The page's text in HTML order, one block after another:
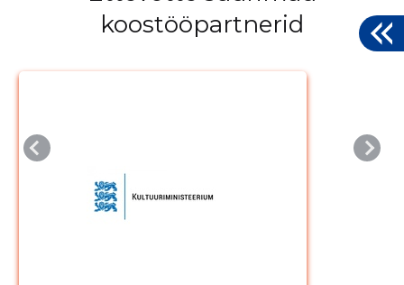
koostööpartnerid